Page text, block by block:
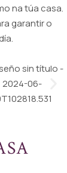
na túa casa.
garantir o